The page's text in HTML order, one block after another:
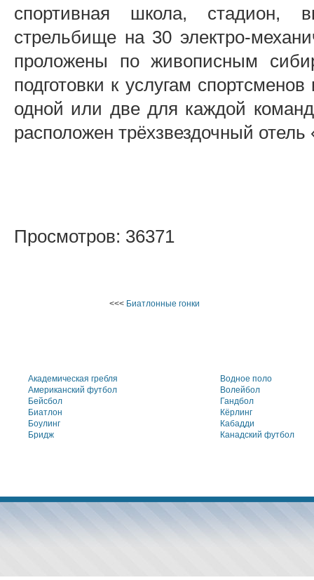
спортивная школа, стадион,
стрельбище на 30 электро-
проложены по живописным
подготовки к услугам
одной или две для каждой
расположен трёхзвездочный
Просмотров: 36371
<<< Биатлонные гонки
Академическая гребля
Американский футбол
Бейсбол
Биатлон
Боулинг
Бридж
Водное поло
Волейбол
Гандбол
Кёрлинг
Кабадди
Канадский футбол